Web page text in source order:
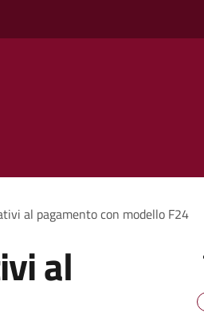
al pagamento con modello F24
al